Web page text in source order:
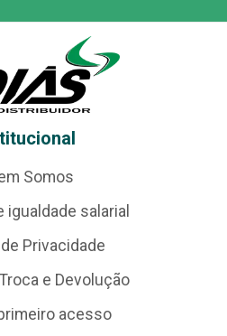
Somos
igualdade salarial
Privacidade
e Devolução
acesso